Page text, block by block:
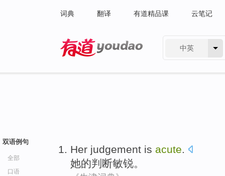
词典 翻译 有道精品课 云笔记
中英
双语例句
全部
口语
Her judgement is acute.
她的判断敏锐。